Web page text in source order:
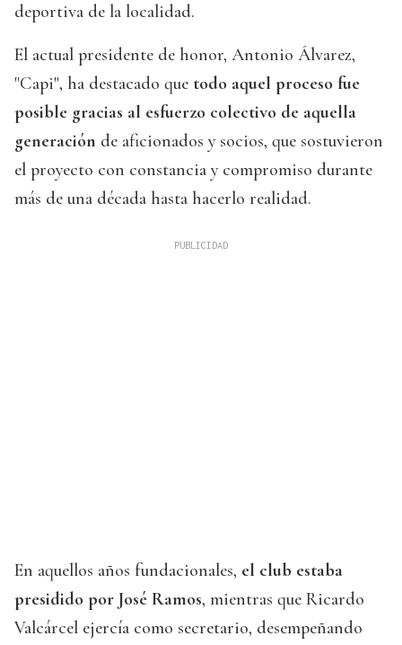
deportiva de la localidad.
El actual presidente de honor, Antonio Álvarez,
"Capi", ha destacado que todo aquel proceso fue
posible gracias al esfuerzo colectivo de aquella
generación de aficionados y socios, que sostuvieron
el proyecto con constancia y compromiso durante
más de una década hasta hacerlo realidad.
En aquellos años fundacionales, el club estaba
presidido por José Ramos, mientras que Ricardo
Valcárcel ejercía como secretario, desempeñando